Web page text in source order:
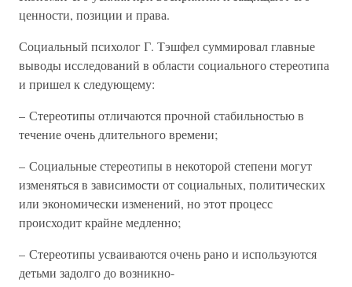
ценности, позиции и права.
Социальный психолог Г. Тэшфел суммировал главные
выводы исследований в области социального стереотипа
и пришел к следующему:
– Стереотипы отличаются прочной стабильностью в
течение очень длительного времени;
– Социальные стереотипы в некоторой степени могут
изменяться в зависимости от социальных, политических
или экономически изменений, но этот процесс
происходит крайне медленно;
– Стереотипы усваиваются очень рано и используются
детьми задолго до возникно-